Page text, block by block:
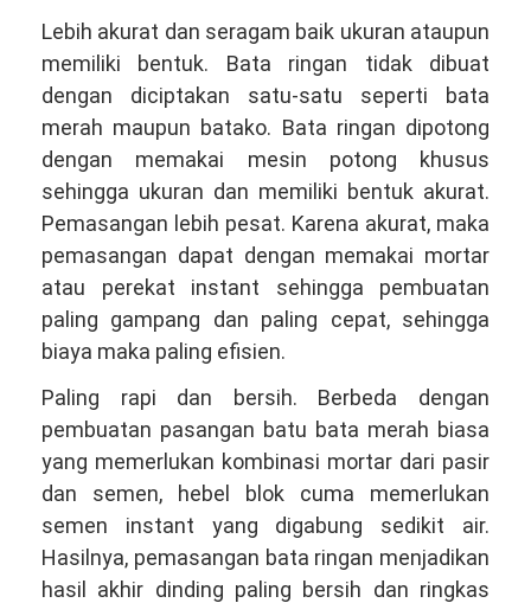
Lebih akurat dan seragam baik ukuran ataupun
memiliki bentuk. Bata ringan tidak dibuat
dengan diciptakan satu-satu seperti bata
merah maupun batako. Bata ringan dipotong
dengan memakai mesin potong khusus
sehingga ukuran dan memiliki bentuk akurat.
Pemasangan lebih pesat. Karena akurat, maka
pemasangan dapat dengan memakai mortar
atau perekat instant sehingga pembuatan
paling gampang dan paling cepat, sehingga
biaya maka paling efisien.
Paling rapi dan bersih. Berbeda dengan
pembuatan pasangan batu bata merah biasa
yang memerlukan kombinasi mortar dari pasir
dan semen, hebel blok cuma memerlukan
semen instant yang digabung sedikit air.
Hasilnya, pemasangan bata ringan menjadikan
hasil akhir dinding paling bersih dan ringkas